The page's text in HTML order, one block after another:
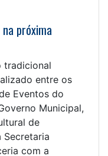
próxima
tradicional
entre os
Eventos do
Municipal,
de
Secretaria
com a